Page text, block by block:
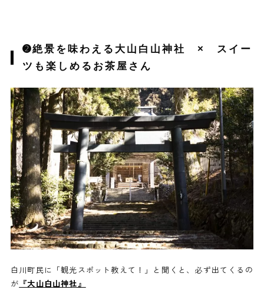
➋絶景を味わえる大山白山神社 × スイー
ツも楽しめるお茶屋さん
白川町民に「観光スポット教えて！」と聞くと、必ず出てくるの
が 『大山白山神社』